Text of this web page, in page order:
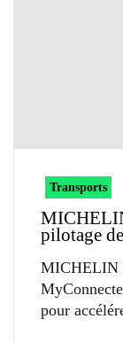
Transports
pilotage
MICHELIN
pour